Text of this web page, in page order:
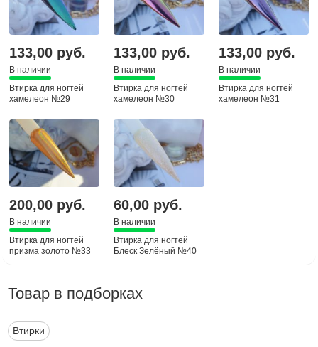
133,00 руб.
В наличии
Втирка для ногтей
хамелеон №29
133,00 руб.
В наличии
Втирка для ногтей
хамелеон №30
133,00 руб.
В наличии
Втирка для ногтей
хамелеон №31
200,00 руб.
В наличии
Втирка для ногтей
призма золото №33
60,00 руб.
В наличии
Втирка для ногтей
Блеск Зелёный №40
Товар в подборках
Втирки